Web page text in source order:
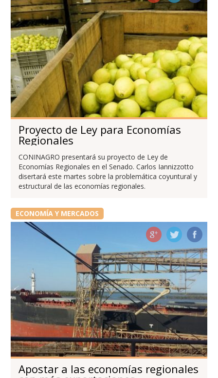
Proyecto de Ley para Economías
Regionales
CONINAGRO presentará su proyecto de Ley de
Economías Regionales en el Senado. Carlos Iannizzotto
disertará este martes sobre la problemática coyuntural y
estructural de las economías regionales.
ECONOMÍA Y MERCADOS
Apostar a las economías regionales